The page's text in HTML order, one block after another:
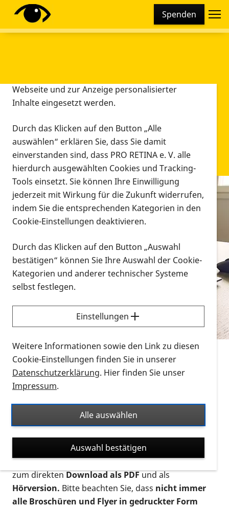
Spenden
Infomaterial
Infomaterial
Vorlesen
Alle Infomaterialien in verschiedenen
Formaten an einem Ort
Sie möchten wissen, wie Sie nach Infonmaterial
suchen und dieses bestellen bzw. herunterladen
können? Schauen Sie sich dieErklärvideos zum
Thema Infomaterial auf der PRO RETINA-Website
für blinde und sehbehinderte Menschen an.
Auf dieser Seite finden Sie sämtliches Infomaterial
Ort. Nutzen Sie den Formatfilter, um ausschließlich
nach Flyern und Broschüren, Audios oder Videos zu
suchen. Die meisten Flyer und Broschüren werden in
verschiedenen Formaten angeboten: zur
postalischen Bestellung als gedruckte Variante
zum direktenDownload als PDFund als
Hörversion. Bitte beachten Sie, dass nicht immer
alle Broschüren und Flyer in gedruckter Form
Diese Webseite setzt verschiedene Cookies und
Tracking-Tools ein. Dies beinhaltet Cookies und
Webseite und zur Anzeige personalisierter
Inhalte eingesetzt werden.
Durch das Klicken auf den Button „Alle
auswählen“ erklären Sie, dass Sie damit
einverstanden sind, dass PRO RETINA e. V. alle
hierdurch ausgewählten Cookies und Tracking-
Tools einsetzt. Sie können Ihre Einwilligung
jederzeit mit Wirkung für die Zukunft widerrufen,
indem Sie die entsprechenden Kategorien in den
Cookie-Einstellungen deaktivieren.
Durch das Klicken auf den Button „Auswahl
bestätigen“ können Sie Ihre Auswahl der Cookie-
Kategorien und anderer technischer Systeme
selbst festlegen.
Einstellungen
Weitere Informationen sowie den Link zu diesen
Cookie-Einstellungen finden Sie in unserer
Datenschutzerklärung. Hier finden Sie unser
Impressum.
Alle auswählen
Auswahl bestätigen